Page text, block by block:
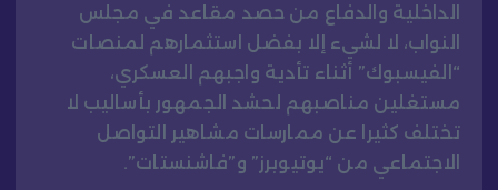
الداخلية والدفاع من حصد مقاعد في مجلس
النواب، لا لشيء إلا بفضل استثمارهم لمنصات
“الفيسبوك” أثناء تأدية واجبهم العسكري،
مستغلين مناصبهم لحشد الجمهور بأساليب لا
تختلف كثيرا عن ممارسات مشاهير التواصل
الاجتماعي من “يوتيوبرز” و”فاشنستات”.